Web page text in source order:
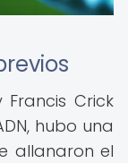
Crick
hubo una
allanaron el